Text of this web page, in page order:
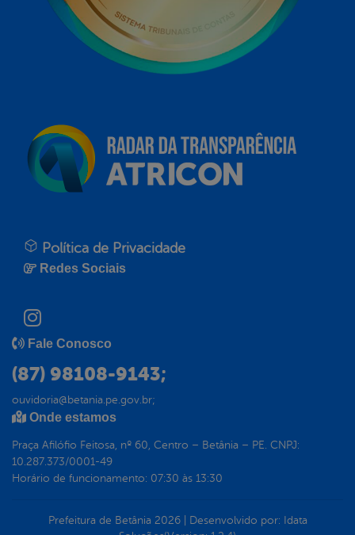
Política de Privacidade
Redes Sociais
Fale Conosco
(87) 98108-9143;
ouvidoria@betania.pe.gov.br;
Onde estamos
Praça Afilófio Feitosa, nº 60, Centro – Betânia – PE. CNPJ:
10.287.373/0001-49
Horário de funcionamento: 07:30 às 13:30
Prefeitura de Betânia 2026| Desenvolvido por: Idata